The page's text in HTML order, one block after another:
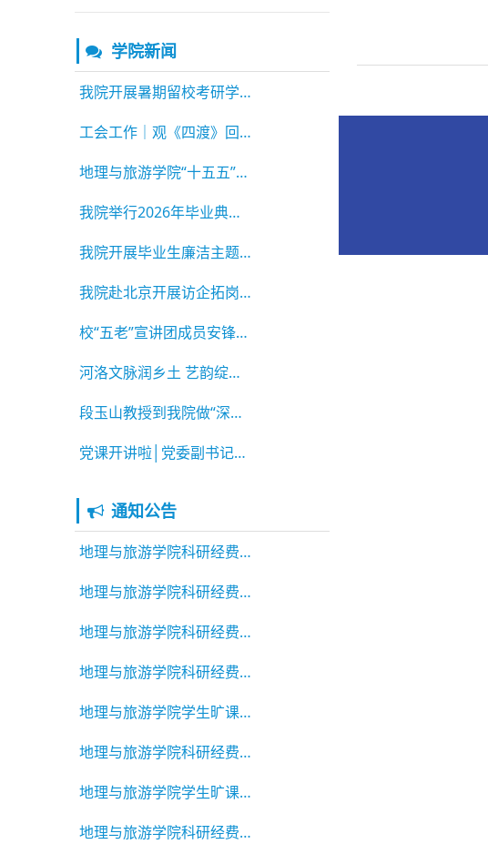
学院新闻
我院开展暑期留校考研学生慰问活动
工会工作｜观《四渡》回望长征路 庆建党105周
地理与旅游学院“十五五”高质量发展论坛顺利举
我院举行2026年毕业典礼暨学位授予仪式
我院开展毕业生廉洁主题教育系列活动
我院赴北京开展访企拓岗活动
校“五老”宣讲团成员安锋老师为我院学生做专题
河洛文脉润乡土 艺韵绽放助振兴 ——2026年河南
段玉山教授到我院做“深耕地理课改 教研赋能育
党课开讲啦│党委副书记李佳为2026届毕业生党员
通知公告
地理与旅游学院科研经费绩效公示
地理与旅游学院科研经费绩效公示
地理与旅游学院科研经费绩效公示
地理与旅游学院科研经费绩效公示
地理与旅游学院学生旷课违纪通报2025-2026学年第二学期 第7
地理与旅游学院科研经费绩效公示
地理与旅游学院学生旷课违纪通报2025-2026学年第二学期 第6
地理与旅游学院科研经费绩效公示